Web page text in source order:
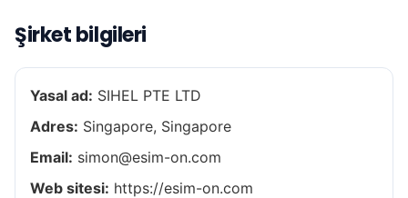
Şirket bilgileri
Yasal ad: SIHEL PTE LTD
Adres: Singapore, Singapore
Email: simon@esim-on.com
Web sitesi: https://esim-on.com